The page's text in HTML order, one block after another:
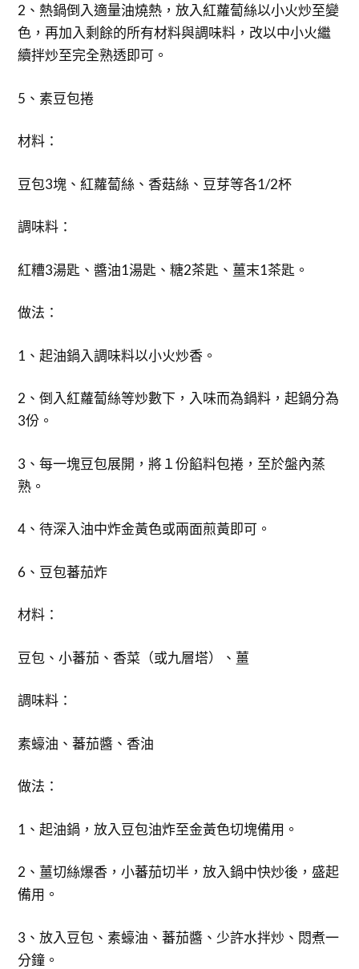
2、熱鍋倒入適量油燒熱，放入紅蘿蔔絲以小火炒至變
色，再加入剩餘的所有材料與調味料，改以中小火繼
續拌炒至完全熟透即可。
5、素豆包捲
材料：
豆包3塊、紅蘿蔔絲、香菇絲、豆芽等各1/2杯
調味料：
紅糟3湯匙、醬油1湯匙、糖2茶匙、薑末1茶匙。
做法：
1、起油鍋入調味料以小火炒香。
2、倒入紅蘿蔔絲等炒數下，入味而為鍋料，起鍋分為
3份。
3、每一塊豆包展開，將１份餡料包捲，至於盤內蒸
熟。
4、待深入油中炸金黃色或兩面煎黃即可。
6、豆包蕃茄炸
材料：
豆包、小蕃茄、香菜（或九層塔）、薑
調味料：
素蠔油、蕃茄醬、香油
做法：
1、起油鍋，放入豆包油炸至金黃色切塊備用。
2、薑切絲爆香，小蕃茄切半，放入鍋中快炒後，盛起
備用。
3、放入豆包、素蠔油、蕃茄醬、少許水拌炒、悶煮一
分鐘。